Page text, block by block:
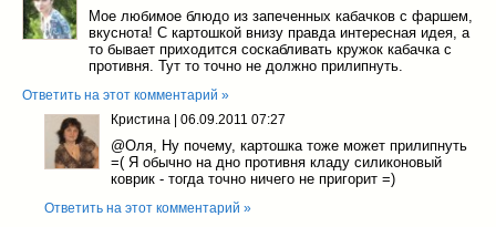
Мое любимое блюдо из запеченных кабачков с фаршем,
вкуснота! С картошкой внизу правда интересная идея, а
то бывает приходится соскабливать кружок кабачка с
противня. Тут то точно не должно прилипнуть.
Ответить на этот комментарий »
Кристина
06.09.2011 07:27
@Оля, Ну почему, картошка тоже может прилипнуть
=( Я обычно на дно противня кладу силиконовый
коврик - тогда точно ничего не пригорит =)
Ответить на этот комментарий »